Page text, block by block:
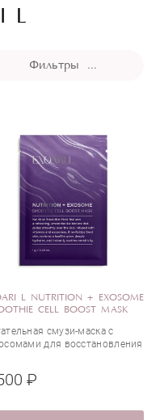
L
Фильтры ...
L NUTRITION + EXOSOME
CELL BOOST MASK
смузи-маска с
для восстановления
₽